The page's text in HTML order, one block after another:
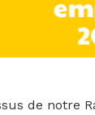
de notre